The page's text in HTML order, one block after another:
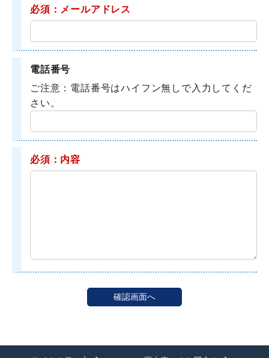
必須：メールアドレス
電話番号
ご注意：電話番号はハイフン無しで入力してくだ
さい。
必須：内容